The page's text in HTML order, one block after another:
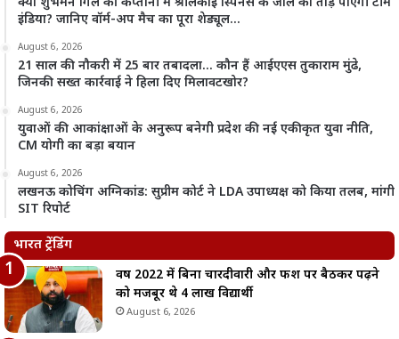
इंडिया? जानिए वॉर्म-अप मैच का पूरा शेड्यूल…
August 6, 2026
21 साल की नौकरी में 25 बार तबादला… कौन हैं आईएएस तुकाराम मुंढे,
जिनकी सख्त कार्रवाई ने हिला दिए मिलावटखोर?
August 6, 2026
युवाओं की आकांक्षाओं के अनुरूप बनेगी प्रदेश की नई एकीकृत युवा नीति,
CM योगी का बड़ा बयान
August 6, 2026
लखनऊ कोचिंग अग्निकांड: सुप्रीम कोर्ट ने LDA उपाध्यक्ष को किया तलब, मांगी
SIT रिपोर्ट
भारत ट्रेंडिंग
वर्ष 2022 में बिना चारदीवारी और फर्श पर बैठकर पढ़ने
को मजबूर थे 4 लाख विद्यार्थी
August 6, 2026